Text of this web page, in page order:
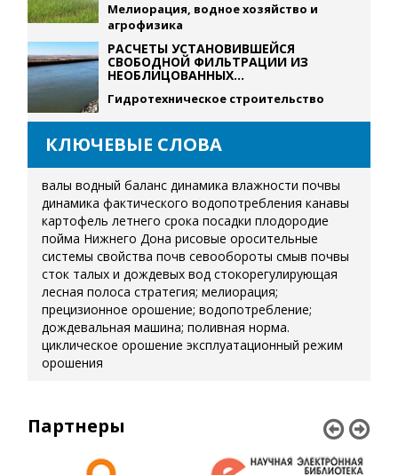
Мелиорация, водное хозяйство и
агрофизика
РАСЧЕТЫ УСТАНОВИВШЕЙСЯ
СВОБОДНОЙ ФИЛЬТРАЦИИ ИЗ
НЕОБЛИЦОВАННЫХ...
Гидротехническое строительство
КЛЮЧЕВЫЕ СЛОВА
валы водный баланс динамика влажности почвы
динамика фактического водопотребления канавы
картофель летнего срока посадки плодородие
пойма Нижнего Дона рисовые оросительные
системы свойства почв севообороты смыв почвы
сток талых и дождевых вод стокорегулирующая
лесная полоса стратегия; мелиорация;
прецизионное орошение; водопотребление;
дождевальная машина; поливная норма.
циклическое орошение эксплуатационный режим
орошения
Партнеры